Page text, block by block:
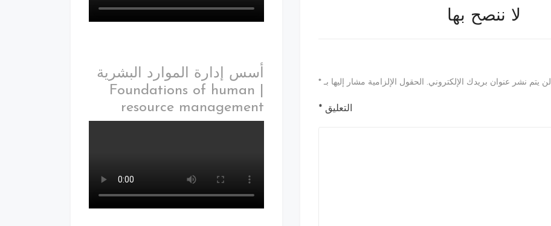
لا ننصح بها
لن يتم نشر عنوان بريدك الإلكتروني. الحقول الإلزامية مشار إليها بـ *
التعليق *
أسس إدارة الموارد البشرية
| Foundations of human
resource management